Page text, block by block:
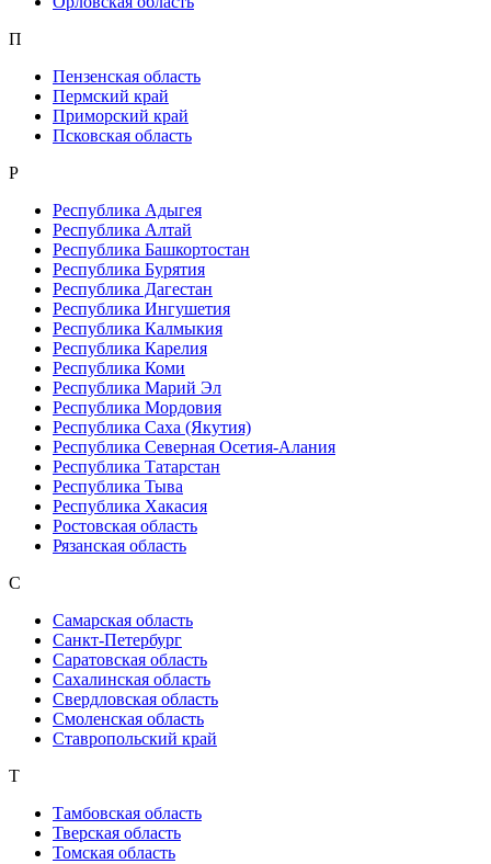
П
Пензенская область
Пермский край
Приморский край
Псковская область
Р
Республика Адыгея
Республика Алтай
Республика Башкортостан
Республика Бурятия
Республика Дагестан
Республика Ингушетия
Республика Калмыкия
Республика Карелия
Республика Коми
Республика Марий Эл
Республика Мордовия
Республика Саха (Якутия)
Республика Северная Осетия-Алания
Республика Татарстан
Республика Тыва
Республика Хакасия
Ростовская область
Рязанская область
С
Самарская область
Санкт-Петербург
Саратовская область
Сахалинская область
Свердловская область
Смоленская область
Ставропольский край
Т
Тамбовская область
Тверская область
Томская область